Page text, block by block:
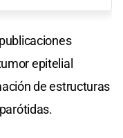
epitelial
de estructuras